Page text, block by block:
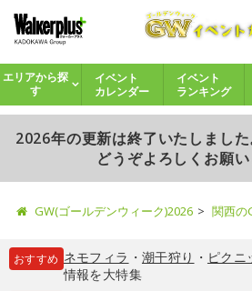
エリアから探
す
イベント
カレンダー
イベント
ランキング
2026年の更新は終了いたしまし
どうぞよろしくお願い
GW(ゴールデンウィーク)2026 関西の
おすすめ ネモフィラ ・ 潮干狩り ・ ピクニ
情報を大特集